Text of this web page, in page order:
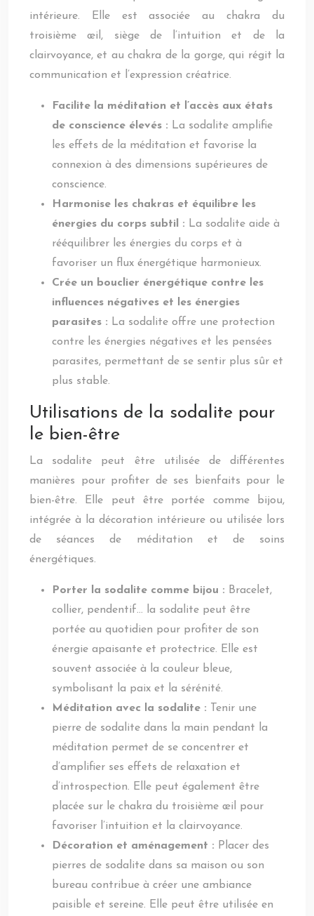
intérieure. Elle est associée au chakra du
troisième œil, siège de l’intuition et de la
clairvoyance, et au chakra de la gorge, qui régit la
communication et l’expression créatrice.
Facilite la méditation et l’accès aux états
de conscience élevés : La sodalite amplifie
les effets de la méditation et favorise la
connexion à des dimensions supérieures de
conscience.
Harmonise les chakras et équilibre les
énergies du corps subtil : La sodalite aide à
rééquilibrer les énergies du corps et à
favoriser un flux énergétique harmonieux.
Crée un bouclier énergétique contre les
influences négatives et les énergies
parasites : La sodalite offre une protection
contre les énergies négatives et les pensées
parasites, permettant de se sentir plus sûr et
plus stable.
Utilisations de la sodalite pour
le bien-être
La sodalite peut être utilisée de différentes
manières pour profiter de ses bienfaits pour le
bien-être. Elle peut être portée comme bijou,
intégrée à la décoration intérieure ou utilisée lors
de séances de méditation et de soins
énergétiques.
Porter la sodalite comme bijou : Bracelet,
collier, pendentif… la sodalite peut être
portée au quotidien pour profiter de son
énergie apaisante et protectrice. Elle est
souvent associée à la couleur bleue,
symbolisant la paix et la sérénité.
Méditation avec la sodalite :
Tenir une
pierre de sodalite dans la main pendant la
méditation permet de se concentrer et
d’amplifier ses effets de relaxation et
d’introspection. Elle peut également être
placée sur le chakra du troisième œil pour
favoriser l’intuition et la clairvoyance.
Décoration et aménagement : Placer des
pierres de sodalite dans sa maison ou son
bureau contribue à créer une ambiance
paisible et sereine. Elle peut être utilisée en